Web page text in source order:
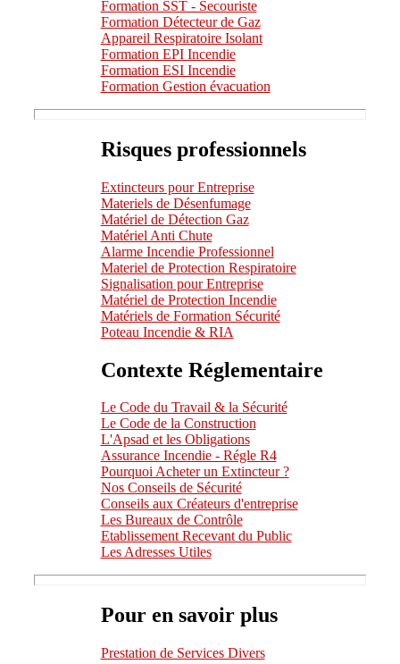
Formation SST - Secouriste
Formation Détecteur de Gaz
Appareil Respiratoire Isolant
Formation EPI Incendie
Formation ESI Incendie
Formation Gestion évacuation
Risques professionnels
Extincteurs pour Entreprise
Materiels de Désenfumage
Matériel de Détection Gaz
Matériel Anti Chute
Alarme Incendie Professionnel
Materiel de Protection Respiratoire
Signalisation pour Entreprise
Matériel de Protection Incendie
Matériels de Formation Sécurité
Poteau Incendie & RIA
Contexte Réglementaire
Le Code du Travail & la Sécurité
Le Code de la Construction
L'Apsad et les Obligations
Assurance Incendie - Régle R4
Pourquoi Acheter un Extincteur ?
Nos Conseils de Sécurité
Conseils aux Créateurs d'entreprise
Les Bureaux de Contrôle
Etablissement Recevant du Public
Les Adresses Utiles
Pour en savoir plus
Prestation de Services Divers